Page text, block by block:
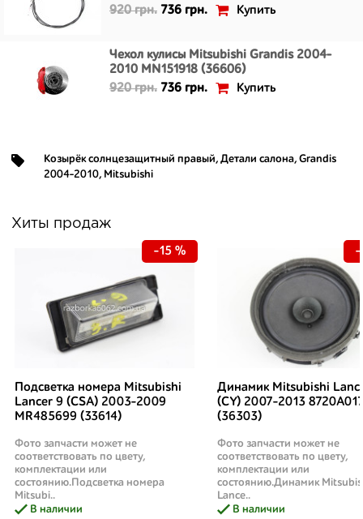
920 грн. 736 грн. Купить
Чехол кулисы Mitsubishi Grandis 2004-
2010 MN151918 (36606)
920 грн. 736 грн. Купить
Козырёк солнцезащитный правый, Детали салона, Grandis
2004-2010, Mitsubishi
Хиты продаж
Подсветка номера Mitsubishi
Lancer 9 (CSA) 2003-2009
MR485699 (33614)
Фото запчасти может не
соответствовать по цвету,
комплектации или
состоянию.Подсветка номера
Mitsubi..
В наличии
-15 %
Динамик Mitsubishi
(CY) 2007-2013
(36303)
Фото запчасти может не
соответствовать по цвету,
комплектации или
состоянию.Динамик
Lance..
В наличии
-